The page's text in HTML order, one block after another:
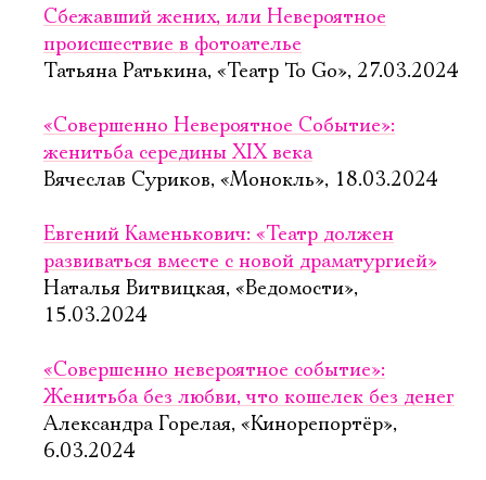
Сбежавший жених, или Невероятное
происшествие в фотоателье
Татьяна Ратькина, «Театр To Go», 27.03.2024
«Совершенно Невероятное Событие»:
женитьба середины XIX века
Вячеслав Суриков, «Монокль», 18.03.2024
Евгений Каменькович: «Театр должен
развиваться вместе с новой драматургией»
Наталья Витвицкая, «Ведомости»,
15.03.2024
«Совершенно невероятное событие»:
Женитьба без любви, что кошелек без денег
Александра Горелая, «Кинорепортёр»,
6.03.2024